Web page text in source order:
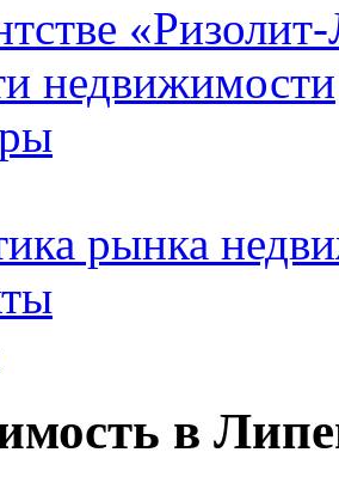
недвижимости
рынка
в